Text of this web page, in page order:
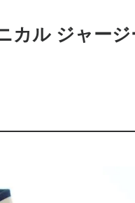
カル ジャー